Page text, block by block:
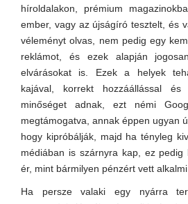
híroldalakon, prémium
ember, vagy az újságíró tesztelt, és
véleményt olvas, nem pedig egy
reklámot, és ezek alapján
elvárásokat is. Ezek a helyek
kajával, korrekt hozzáállással
minőséget adnak, ezt némi
megtámogatva, annak éppen ugyan
hogy kipróbálják, majd ha tényleg
médiában is szárnyra kap, ez pedig
ér, mint bármilyen pénzért vett
Ha persze valaki egy nyárra